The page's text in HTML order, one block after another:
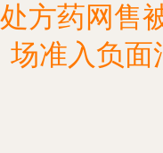
处方药网售
场准入负面